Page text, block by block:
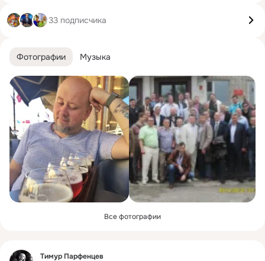
Фотографии Музыка
Все фотографии
Фид
Тимур Парфенцев
33 подписчика